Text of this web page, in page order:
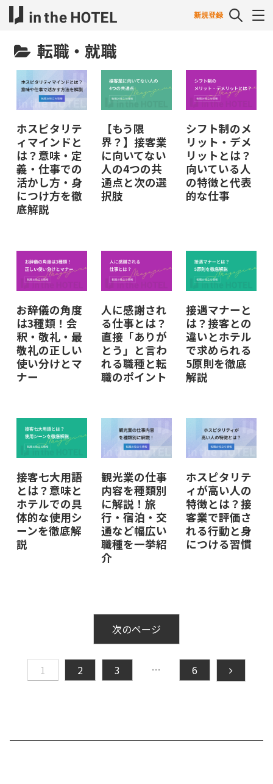
新規登録
転職・就職
ホスピタリテ
ィマインドと
は？意味・定
義・仕事での
活かし方・身
につけ方を徹
底解説
【もう限
界？】接客業
に向いてない
人の4つの共
通点と次の選
択肢
シフト制のメ
リット・デメ
リットとは？
向いている人
の特徴と代表
的な仕事
お辞儀の角度
は3種類！会
釈・敬礼・最
敬礼の正しい
使い分けとマ
ナー
人に感謝され
る仕事とは？
直接「ありが
とう」と言わ
れる職種と転
職のポイント
接遇マナーと
は？接客との
違いとホテル
で求められる
5原則を徹底
解説
接客七大用語
とは？意味と
ホテルでの具
体的な使用シ
ーンを徹底解
説
観光業の仕事
内容を種類別
に解説！旅
行・宿泊・交
通など幅広い
職種を一挙紹
介
ホスピタリテ
ィが高い人の
特徴とは？接
客業で評価さ
れる行動と身
につける習慣
次のページ
1 2 3 … 6
次